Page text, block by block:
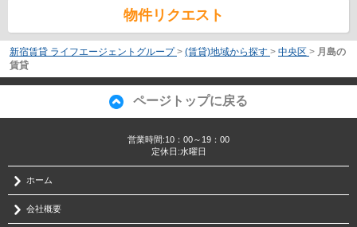
物件リクエスト
新宿賃貸 ライフエージェントグループ > (賃貸)地域から探す > 中央区 > 月島の
賃貸
ページトップに戻る
営業時間:10：00～19：00
定休日:水曜日
ホーム
会社概要